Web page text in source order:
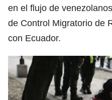
en el flujo de
de Control Migratorio de
con Ecuador.